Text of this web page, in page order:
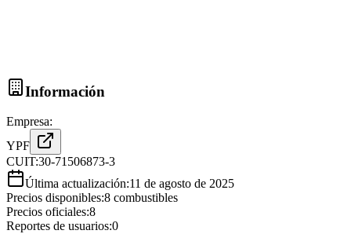
Información
Empresa:
YPF
CUIT:30-71506873-3
Última actualización:11 de agosto de 2025
Precios disponibles:8 combustibles
Precios oficiales:8
Reportes de usuarios:0